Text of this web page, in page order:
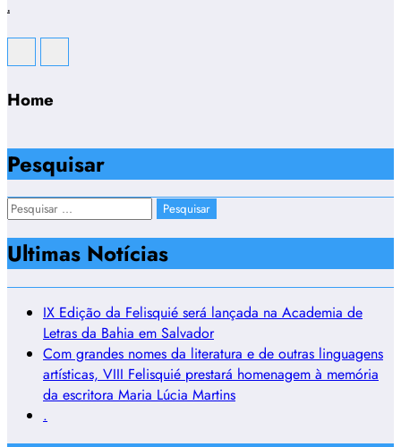
.
Home
Pesquisar
Pesquisar
Ultimas Notícias
IX Edição da Felisquié será lançada na Academia de
Letras da Bahia em Salvador
Com grandes nomes da literatura e de outras linguagens
artísticas, VIII Felisquié prestará homenagem à memória
da escritora Maria Lúcia Martins
.